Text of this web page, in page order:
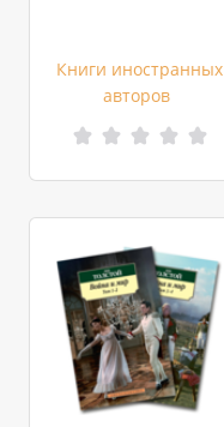
Книги иностранных
авторов